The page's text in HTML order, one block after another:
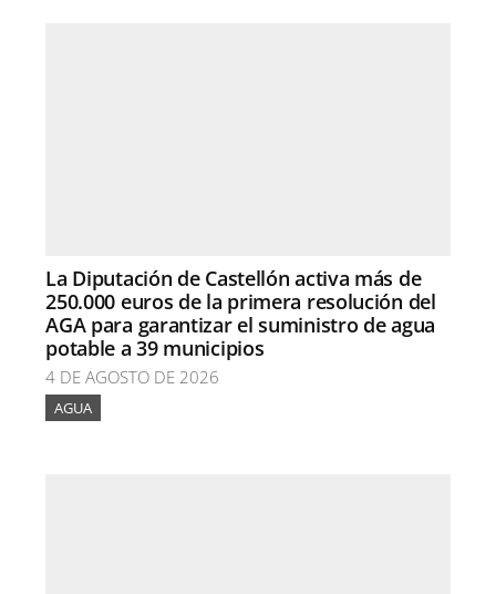
La Diputación de Castellón activa más de
250.000 euros de la primera resolución del
AGA para garantizar el suministro de agua
potable a 39 municipios
4 DE AGOSTO DE 2026
AGUA